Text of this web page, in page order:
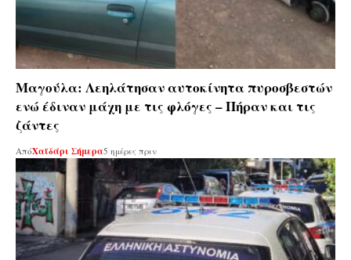
Μαγούλα: Λεηλάτησαν αυτοκίνητα πυροσβεστών
ενώ έδιναν μάχη με τις φλόγες – Πήραν και τις
ζάντες
ΑπόΧαϊδάρι Σήμερα5 ημέρες πριν